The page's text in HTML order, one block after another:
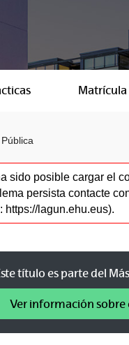
Matrícula
sido posible cargar el
persista contacte
https://lagun.ehu.eus).
título es parte del
Ver información sobre